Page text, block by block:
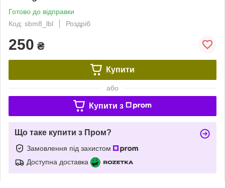
Готово до відправки
Код: sbm8_lbl
Роздріб
250 ₴
Купити
або
Купити з
Що таке купити з Пром?
Замовлення під захистом
Доступна доставка